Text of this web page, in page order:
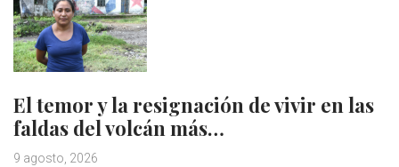
El temor y la resignación de vivir en las
faldas del volcán más…
9 agosto, 2026